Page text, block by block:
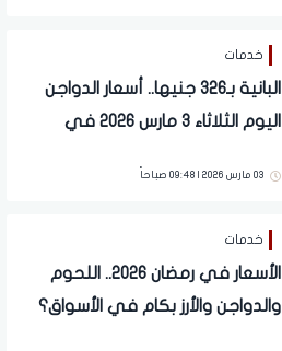
خدمات
البانية بـ326 جنيها.. أسعار الدواجن
اليوم الثلاثاء 3 مارس 2026 في
03 مارس 2026 | 09:48 صباحاً
خدمات
الأسعار في رمضان 2026.. اللحوم
والدواجن والأرز بكام في الأسواق؟